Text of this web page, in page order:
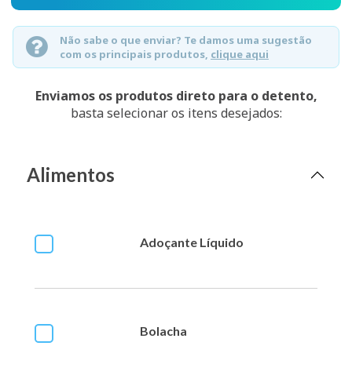
Não sabe o que enviar? Te damos uma sugestão
com os principais produtos, clique aqui
Enviamos os produtos direto para o detento,
basta selecionar os itens desejados:
Alimentos
Adoçante Líquido
Bolacha